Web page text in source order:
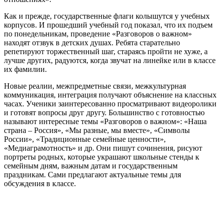
Как и прежде, государственные флаги колышутся у учебных
корпусов. И прошедший учебный год показал, что их подъем
по понедельникам, проведение «Разговоров о важном»
находят отзвук в детских душах. Ребята старательно
репетируют торжественный шаг, стараясь пройти не хуже, а
лучше других, радуются, когда звучат на линейке или в классе
их фамилии.
Новые реалии, межпредметные связи, межкультурная
коммуникация, интеграция получают объяснение на классных
часах. Ученики заинтересованно просматривают видеоролики
и готовят вопросы друг другу. Большинство с готовностью
называют интересные темы «Разговоров о важном»: «Наша
страна – Россия», «Мы разные, мы вместе», «Символы
России», «Традиционные семейные ценности»,
«Медиаграмотность» и др. Они пишут сочинения, рисуют
портреты родных, которые украшают школьные стенды к
семейным дням, важным датам и государственным
праздникам. Сами предлагают актуальные темы для
обсуждения в классе.